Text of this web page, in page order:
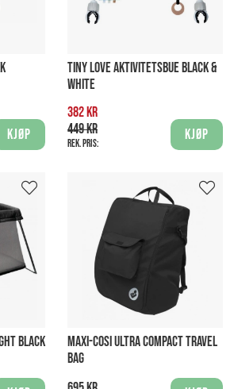
Kjøp
TINY LOVE AKTIVITETSBUE BLACK &
WHITE
382 kr
449 kr
Rek. pris:
Kjøp
BLACK
MAXI-COSI ULTRA COMPACT TRAVEL
BAG